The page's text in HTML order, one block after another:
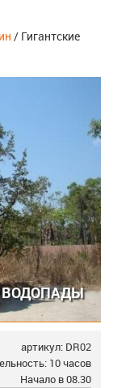
/ Гигантские
ВОДОПАДЫ
артикул: DR02
10 часов
Начало в 08.30